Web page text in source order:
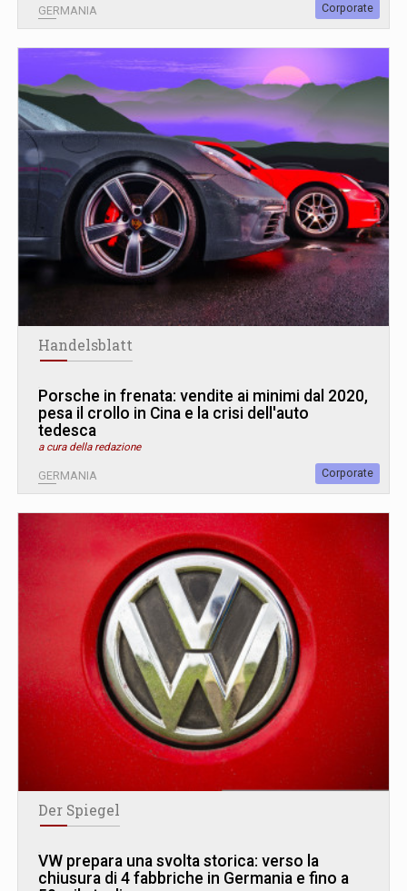
GERMANIA Corporate
Handelsblatt
Porsche in frenata: vendite ai minimi dal 2020,
pesa il crollo in Cina e la crisi dell'auto
tedesca
a cura della redazione
GERMANIA Corporate
Der Spiegel
VW prepara una svolta storica: verso la
chiusura di 4 fabbriche in Germania e fino a